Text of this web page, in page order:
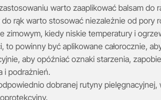
warto zaaplikować balsam do
do rąk warto stosować niezależnie od
zimowym, kiedy niskie temperatury i
to powinny być aplikowane całorocznie,
aby opóźniać oznaki starzenia,
i podrażnień.
dobranej rutyny pielęgnacyjnej,